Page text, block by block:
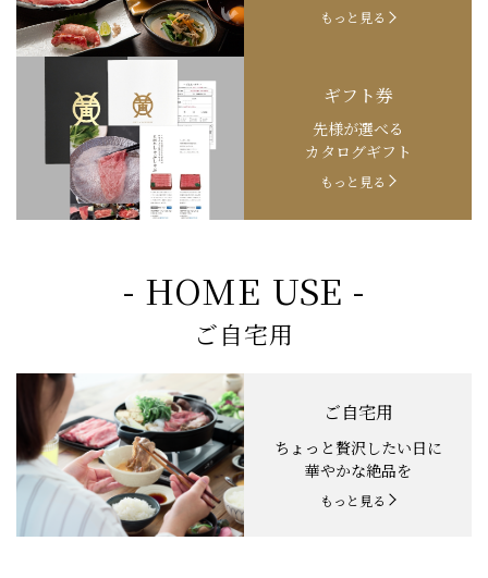
もっと見る
ギフト券
先様が選べる
カタログギフト
もっと見る
- HOME USE -
ご自宅用
ご自宅用
ちょっと贅沢したい日に
華やかな絶品を
もっと見る